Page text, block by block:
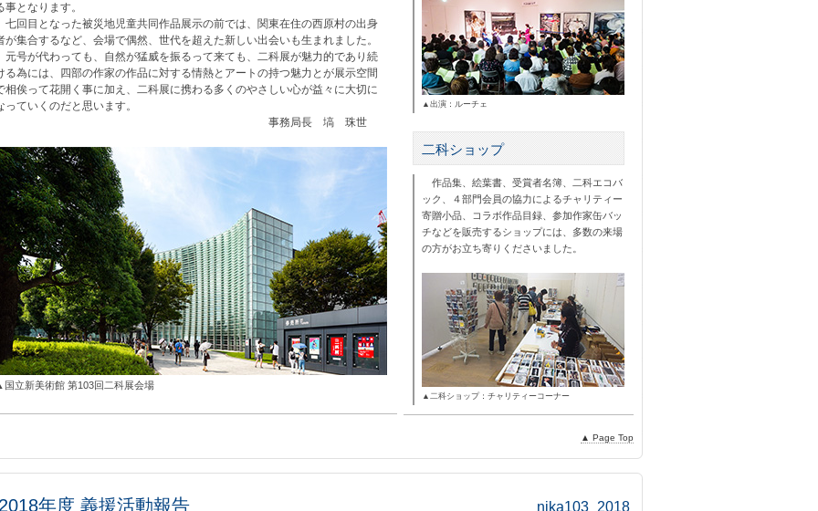
事となります。
回目となった被災地児童共同作品展示の前では、関東在住の西原村の出身
が集合するなど、会場で偶然、世代を超えた新しい出会いも生まれました。
号が代わっても、自然が猛威を振るって来ても、二科展が魅力的であり続
る為には、四部の作家の作品に対する情熱とアートの持つ魅力とが展示空間
相俟って花開く事に加え、二科展に携わる多くのやさしい心が益々に大切に
っていくのだと思います。
務局長 塙 珠世
立新美術館 第103回二科展会場
▲出演：ルーチェ
二科ショップ
作品集、絵葉書、受賞者名簿、二科エコバ
ック、４部門会員の協力によるチャリティー
寄贈小品、コラボ作品目録、参加作家缶バッ
チなどを販売するショップには、多数の来場
の方がお立ち寄りくださいました。
▲二科ショップ：チャリティーコーナー
▲ Page Top
年度 義援活動報告 nika103_2018